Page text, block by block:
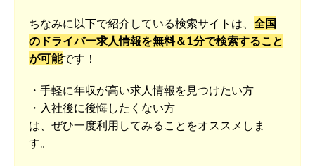
ちなみに以下で紹介している検索サイトは、 全国
のドライバー求人情報を無料＆1分で検索すること
が可能です！
・手軽に年収が高い求人情報を見つけたい方
・入社後に後悔したくない方
は、ぜひ一度利用してみることをオススメしま
す。